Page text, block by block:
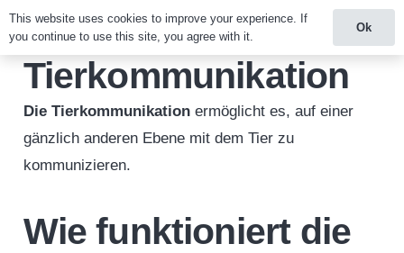
Tierkommunikation
Die Tierkommunikation ermöglicht es, auf einer
gänzlich anderen Ebene mit dem Tier zu
kommunizieren.
Wie funktioniert die
This website uses cookies to improve your experience. If
you continue to use this site, you agree with it.
Ok